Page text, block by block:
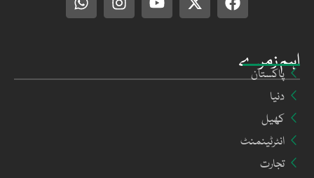
اہم زمرے
پاکستان
دنیا
کھیل
انٹرٹینمنٹ
تجارت